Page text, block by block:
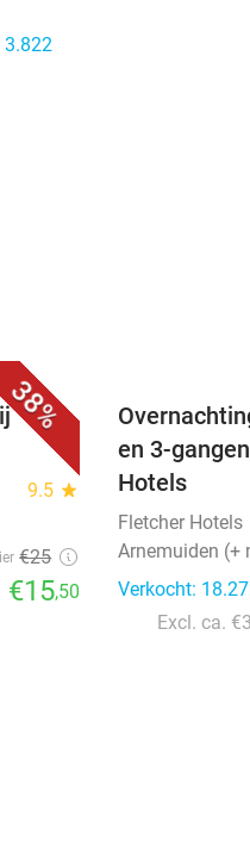
3.822
38%
9.5 star
€25
€15,50
en 3-
Hotels
Fletcher Hotels
Arnemuiden (+
Verkocht:
Excl. ca.